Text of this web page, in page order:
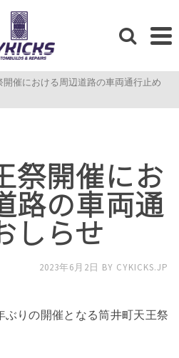
開催における周辺道路の車両通行止め
祭開催にお
路の車両通
しらせ
2023年6月2日 BY CYKICKS.JP
ぶりの開催となる筒井町天王祭